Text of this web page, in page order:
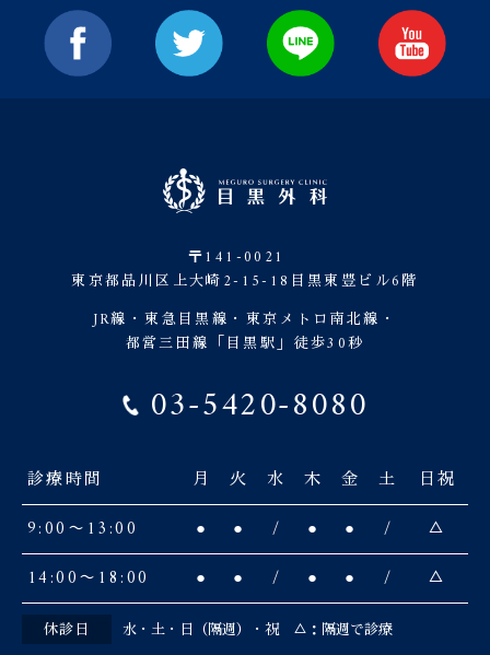
〒141-0021
東京都品川区上大崎2-15-18目黒東豊ビル6階
JR線・東急目黒線・東京メトロ南北線・
都営三田線「目黒駅」徒歩30秒
03-5420-8080
診療時間 月 火 水 木 金 土
日祝
9:00〜13:00
● ● / ● ● /
△
14:00〜18:00
● ● / ● ● / △
休診日 水・土・日（隔週）・祝 △：隔週で診療